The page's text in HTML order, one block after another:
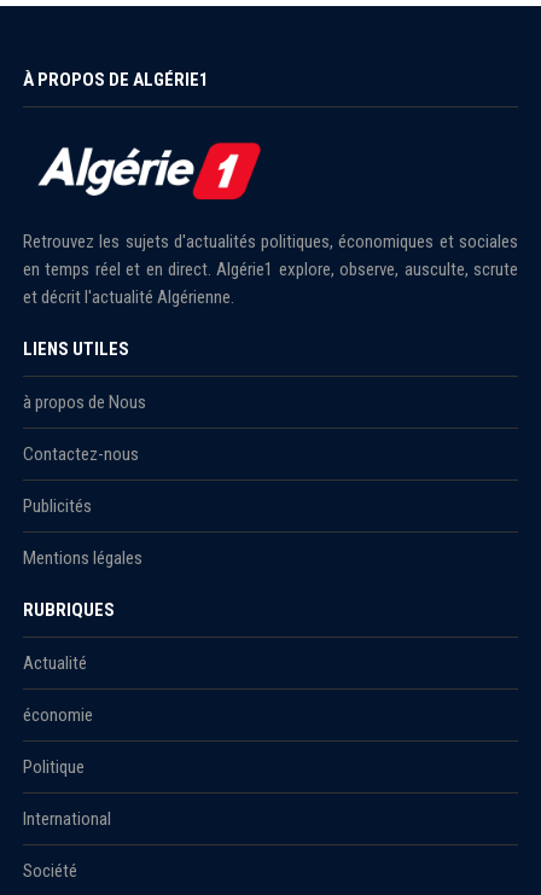
À PROPOS DE ALGÉRIE1
Retrouvez les sujets d'actualités politiques, économiques et sociales
en temps réel et en direct. Algérie1 explore, observe, ausculte, scrute
et décrit l'actualité Algérienne.
LIENS UTILES
à propos de Nous
Contactez-nous
Publicités
Mentions légales
RUBRIQUES
Actualité
économie
Politique
International
Société